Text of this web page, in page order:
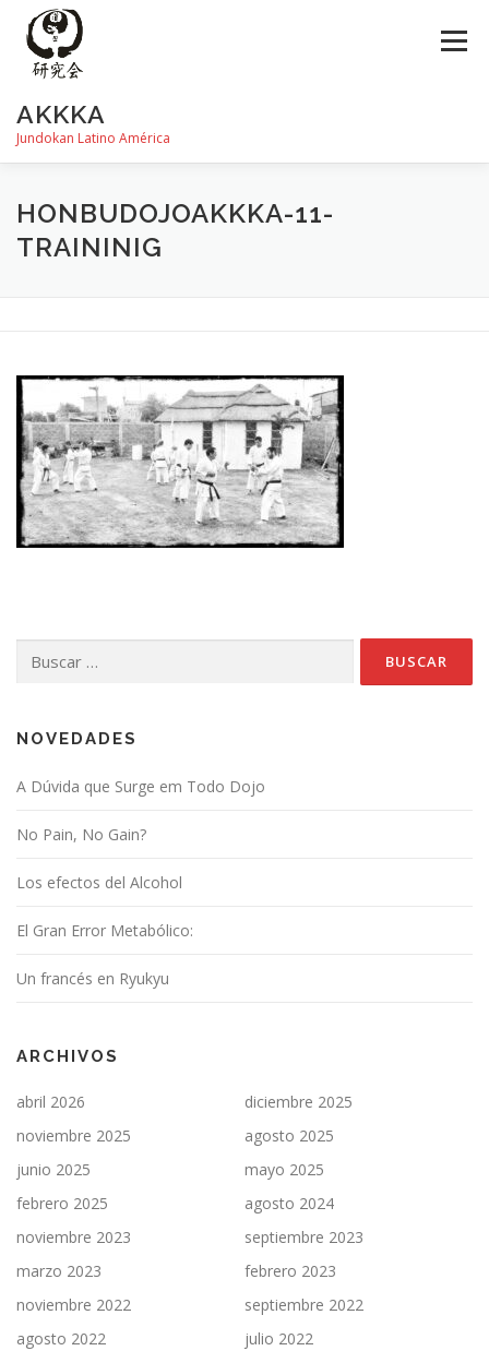
contenido
AKKKA
Jundokan Latino América
Menú
HISTORIA DOJOS INSTRUCTORES
HONBUDOJOAKKKA-11-
TRAININIG
NOVEDADES
A Dúvida que Surge em Todo Dojo
No Pain, No Gain?
Los efectos del Alcohol
El Gran Error Metabólico:
Un francés en Ryukyu
ARCHIVOS
abril 2026
diciembre 2025
noviembre 2025
agosto 2025
junio 2025
mayo 2025
febrero 2025
agosto 2024
noviembre 2023
septiembre 2023
marzo 2023
febrero 2023
noviembre 2022
septiembre 2022
agosto 2022
julio 2022